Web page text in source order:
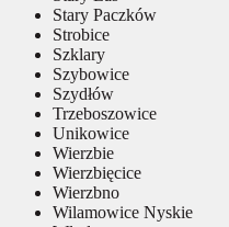
Stary Paczków
Strobice
Szklary
Szybowice
Szydłów
Trzeboszowice
Unikowice
Wierzbie
Wierzbięcice
Wierzbno
Wilamowice Nyskie